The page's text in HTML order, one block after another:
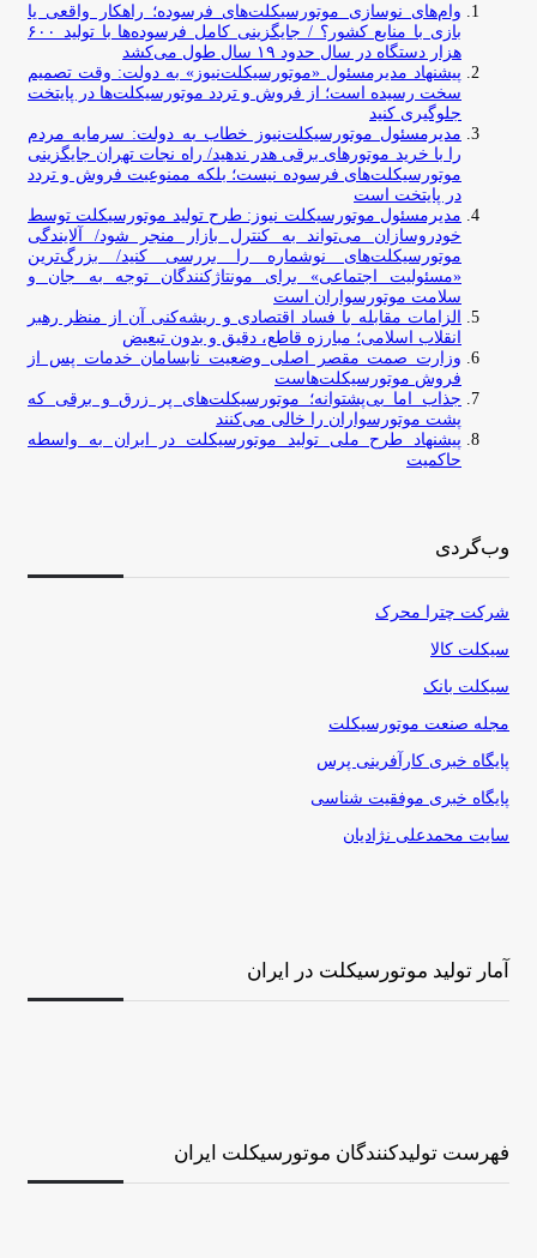
وام‌های نوسازی موتورسیکلت‌های فرسوده؛ راهکار واقعی یا
بازی با منابع کشور؟ / جایگزینی کامل فرسوده‌ها با تولید ۶۰۰
هزار دستگاه در سال حدود ۱۹ سال طول می‌کشد
پیشنهاد مدیرمسئول «موتورسیکلت‌نیوز» به دولت: وقت تصمیم
سخت رسیده است؛ از فروش و تردد موتورسیکلت‌ها در پایتخت
جلوگیری کنید
مدیرمسئول موتورسیکلت‌نیوز خطاب به دولت: سرمایه مردم
را با خرید موتورهای برقی هدر ندهید/ راه نجات تهران جایگزینی
موتورسیکلت‌های فرسوده نیست؛ بلکه ممنوعیت فروش و تردد
در پایتخت است
مدیرمسئول موتورسیکلت نیوز: طرح تولید موتورسیکلت توسط
خودروسازان می‌تواند به کنترل بازار منجر شود/ آلایندگی
موتورسیکلت‌های نوشماره را بررسی کنید/ بزرگ‌ترین
«مسئولیت اجتماعی» برای مونتاژکنندگان توجه به جان و
سلامت موتورسواران است
الزامات مقابله با فساد اقتصادی و ریشه‌کنی آن از منظر رهبر
انقلاب اسلامی؛ مبارزه قاطع، دقیق و بدون تبعیض
وزارت صمت مقصر اصلی وضعیت نابسامان خدمات پس از
فروش موتورسیکلت‌هاست
جذاب اما بی‌پشتوانه؛ موتورسیکلت‌های پر زرق‌ و برقی که
پشت موتورسواران را خالی می‌کنند
پیشنهاد طرح ملی تولید موتورسیکلت در ایران به واسطه
حاکمیت
وب‌گردی
شرکت چترا محرک
سیکلت کالا
سیکلت بانک
مجله صنعت موتورسیکلت
پایگاه خبری کارآفرینی پرس
پایگاه خبری موفقیت شناسی
سایت محمدعلی نژادیان
آمار تولید موتورسیکلت در ایران
فهرست تولیدکنندگان موتورسیکلت ایران